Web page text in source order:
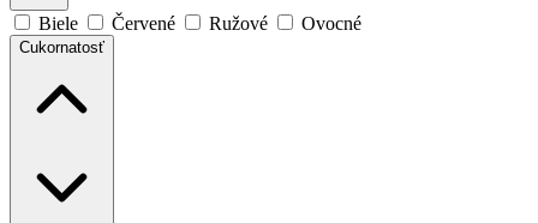
Biele Červené Ružové Ovocné
Cukornatosť